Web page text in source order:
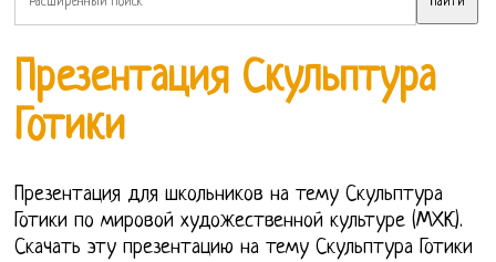
Презентация Скульптура
Готики
Презентация для школьников на тему Скульптура
Готики по мировой художественной культуре (МХК).
Скачать эту презентацию на тему Скульптура Готики